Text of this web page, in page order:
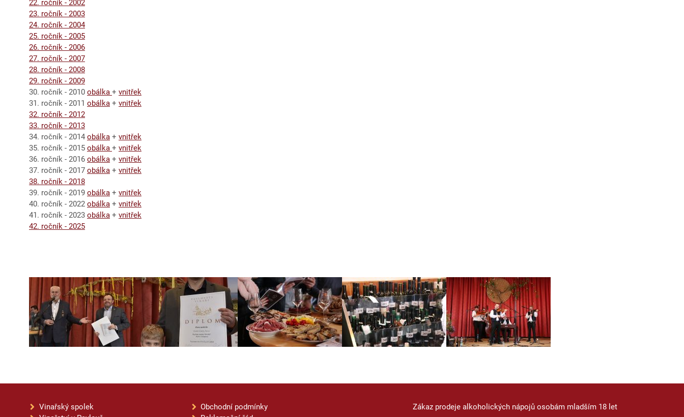
22. ročník - 2002
23. ročník - 2003
24. ročník - 2004
25. ročník - 2005
26. ročník - 2006
27. ročník - 2007
28. ročník - 2008
29. ročník - 2009
30. ročník - 2010 obálka + vnitřek
31. ročník - 2011 obálka + vnitřek
32. ročník - 2012
33. ročník - 2013
34. ročník - 2014 obálka + vnitřek
35. ročník - 2015 obálka + vnitřek
36. ročník - 2016 obálka + vnitřek
37. ročník - 2017 obálka + vnitřek
38. ročník - 2018
39. ročník - 2019 obálka + vnitřek
40. ročník - 2022 obálka + vnitřek
41. ročník - 2023 obálka + vnitřek
42. ročník - 2025
Vinařský spolek
Obchodní podmínky
Zákaz prodeje alkoholických nápojů osobám mladším 18 let